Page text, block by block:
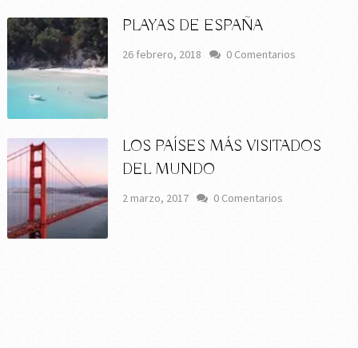
PLAYAS DE ESPAÑA
26 febrero, 2018 0 Comentarios
LOS PAÍSES MÁS VISITADOS
DEL MUNDO
2 marzo, 2017 0 Comentarios